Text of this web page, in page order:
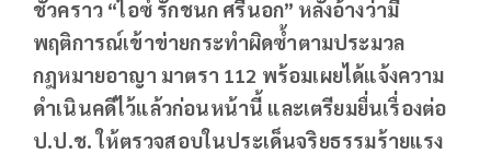
ชั่วคราว “ไอซ์ รักชนก ศรีนอก” หลังอ้างว่ามี
พฤติการณ์เข้าข่ายกระทำผิดซ้ำตามประมวล
กฎหมายอาญา มาตรา 112 พร้อมเผยได้แจ้งความ
ดำเนินคดีไว้แล้วก่อนหน้านี้ และเตรียมยื่นเรื่องต่อ
ป.ป.ช. ให้ตรวจสอบในประเด็นจริยธรรมร้ายแรง